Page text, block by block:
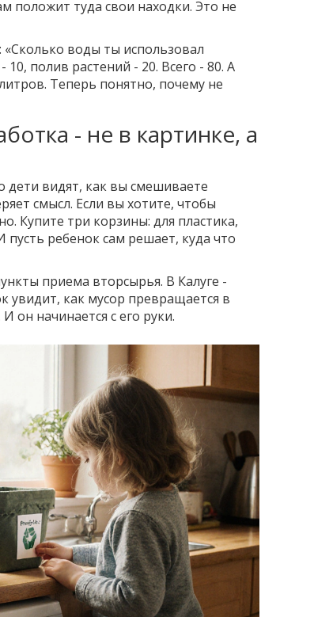
положит туда свои находки. Это не
«Сколько воды ты использовал
полив растений - 20. Всего - 80. А
Теперь понятно, почему не
- не в картинке, а
дети видят, как вы смешиваете
смысл. Если вы хотите, чтобы
Купите три корзины: для пластика,
ребенок сам решает, куда что
приема вторсырья. В Калуге -
увидит, как мусор превращается в
он начинается с его руки.